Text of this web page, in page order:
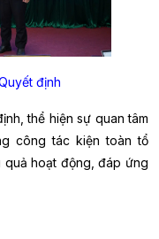
định
thể hiện sự quan tâm
công tác kiện toàn tổ
hoạt động, đáp ứng